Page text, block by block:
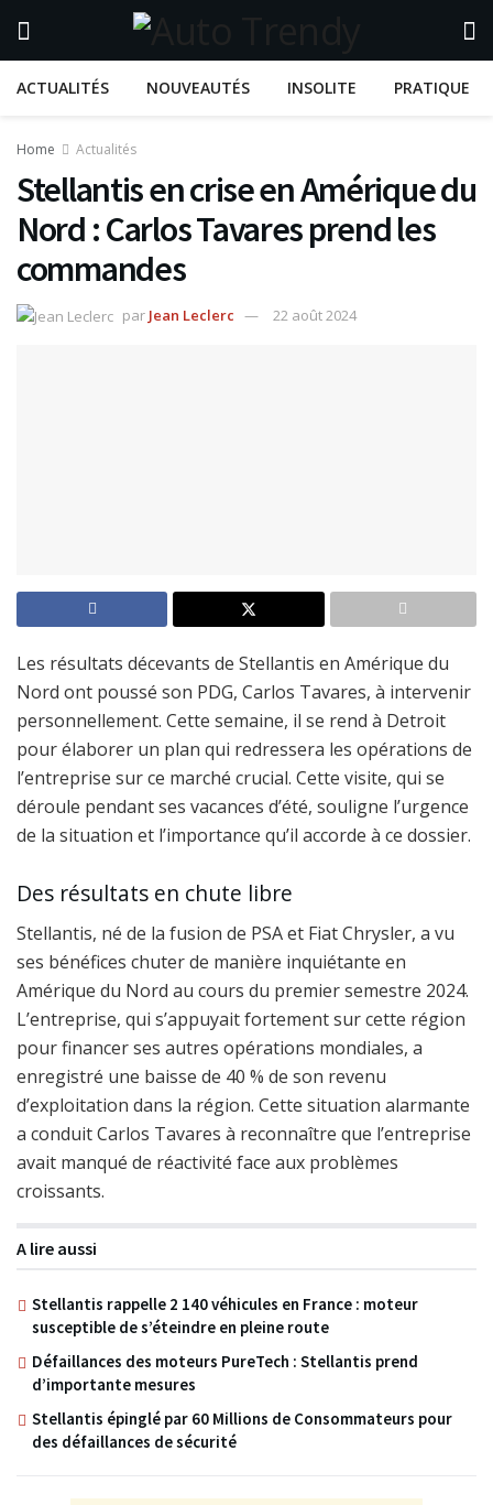
ACTUALITÉS NOUVEAUTÉS INSOLITE PRATIQUE
Home Actualités
Stellantis en crise en Amérique du
Nord : Carlos Tavares prend les
commandes
par Jean Leclerc 22 août 2024
Les résultats décevants de Stellantis en Amérique du
Nord ont poussé son PDG, Carlos Tavares, à intervenir
personnellement. Cette semaine, il se rend à Detroit
pour élaborer un plan qui redressera les opérations de
l’entreprise sur ce marché crucial. Cette visite, qui se
déroule pendant ses vacances d’été, souligne l’urgence
de la situation et l’importance qu’il accorde à ce dossier.
Des résultats en chute libre
Stellantis, né de la fusion de PSA et Fiat Chrysler, a vu
ses bénéfices chuter de manière inquiétante en
Amérique du Nord au cours du premier semestre 2024.
L’entreprise, qui s’appuyait fortement sur cette région
pour financer ses autres opérations mondiales, a
enregistré une baisse de 40 % de son revenu
d’exploitation dans la région. Cette situation alarmante
a conduit Carlos Tavares à reconnaître que l’entreprise
avait manqué de réactivité face aux problèmes
croissants.
A lire aussi
Stellantis rappelle 2 140 véhicules en France : moteur
susceptible de s’éteindre en pleine route
Défaillances des moteurs PureTech : Stellantis prend
d’importante mesures
Stellantis épinglé par 60 Millions de Consommateurs pour
des défaillances de sécurité